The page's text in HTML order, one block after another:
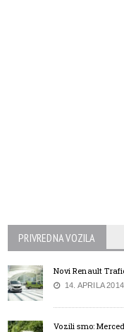
PRIVREDNA VOZILA
Novi Renault
14. APRILA 2014.
Vozili smo: